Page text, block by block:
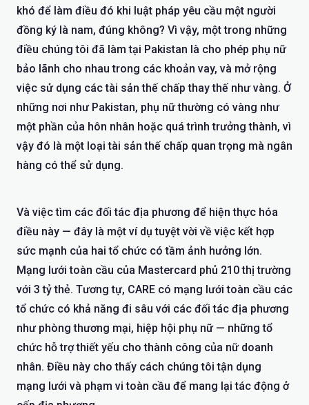
khó để làm điều đó khi luật pháp yêu cầu một người
đồng ký là nam, đúng không? Vì vậy, một trong những
điều chúng tôi đã làm tại Pakistan là cho phép phụ nữ
bảo lãnh cho nhau trong các khoản vay, và mở rộng
việc sử dụng các tài sản thế chấp thay thế như vàng. Ở
những nơi như Pakistan, phụ nữ thường có vàng như
một phần của hôn nhân hoặc quá trình trưởng thành, vì
vậy đó là một loại tài sản thế chấp quan trọng mà ngân
hàng có thể sử dụng.
Và việc tìm các đối tác địa phương để hiện thực hóa
điều này — đây là một ví dụ tuyệt vời về việc kết hợp
sức mạnh của hai tổ chức có tầm ảnh hưởng lớn.
Mạng lưới toàn cầu của Mastercard phủ 210 thị trường
với 3 tỷ thẻ. Tương tự, CARE có mạng lưới toàn cầu các
tổ chức có khả năng đi sâu với các đối tác địa phương
như phòng thương mại, hiệp hội phụ nữ — những tổ
chức hỗ trợ thiết yếu cho thành công của nữ doanh
nhân. Điều này cho thấy cách chúng tôi tận dụng
mạng lưới và phạm vi toàn cầu để mang lại tác động ở